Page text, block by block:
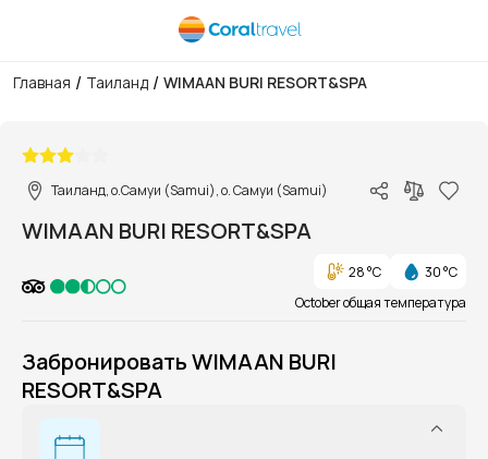
Главная / Таиланд / WIMAAN BURI RESORT&SPA
Таиланд, о.Самуи (Samui), о. Самуи (Samui)
WIMAAN BURI RESORT&SPA
28 °C
30 °C
October общая температура
Забронировать WIMAAN BURI
RESORT&SPA